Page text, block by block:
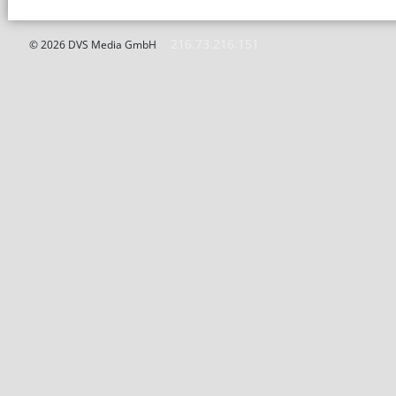
© 2026 DVS Media GmbH